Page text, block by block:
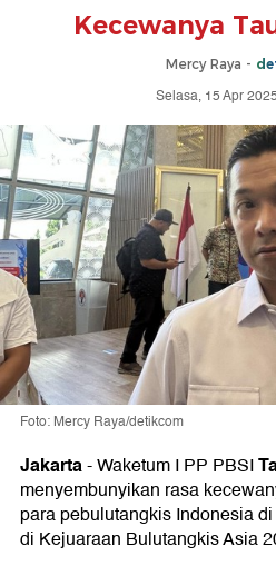
Kecewanya
Mercy Raya -
Selasa, 15 Apr
Foto: Mercy Raya/detikcom
Jakarta-Waketum I PP PBSI
menyembunyikan rasa
para pebulutangkis Indonesia
di Kejuaraan Bulutangkis Asia